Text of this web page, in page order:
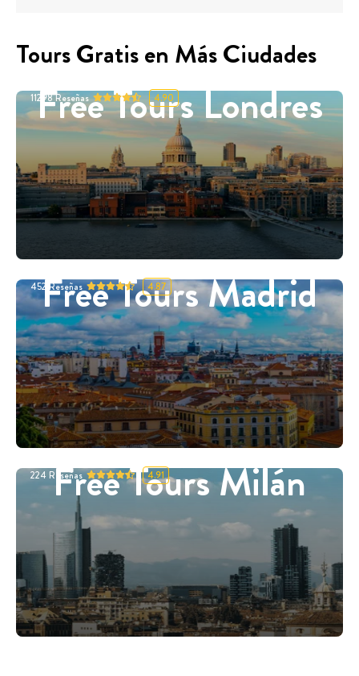
Tours Gratis en Más Ciudades
Free Tours Londres
11298Reseñas 4.90
Free Tours Madrid
452 Reseñas 4.87
Free Tours Milán
224 Reseñas 4.91